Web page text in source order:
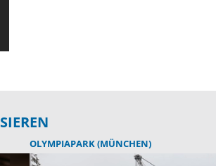
OLYMPIAPARK (MÜNCHEN)